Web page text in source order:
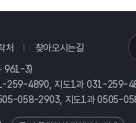
처 찾아오시는길
961-3)
259-4890, 지도1과 031-259-
058-2903, 지도1과 0505-